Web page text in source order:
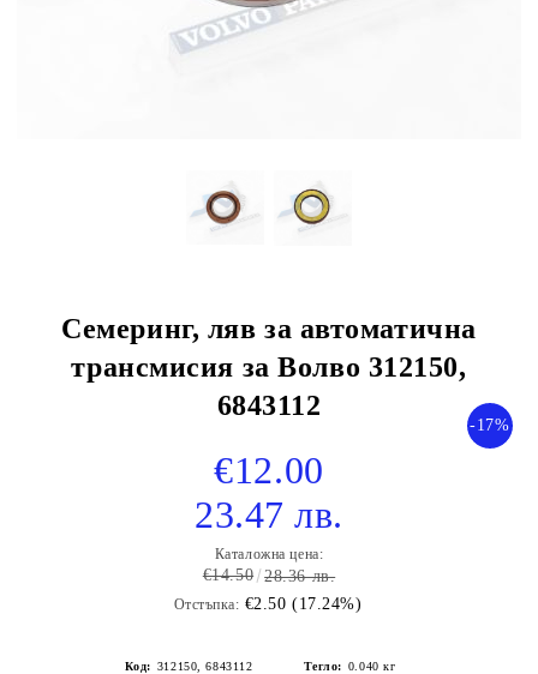
Семеринг, ляв за автоматична
трансмисия за Волво 312150,
6843112
-17%
€12.00
23.47 лв.
Каталожна цена:
€14.50 28.36 лв.
Отстъпка: €2.50 (17.24%)
Код: 312150, 6843112 Тегло: 0.040 кг